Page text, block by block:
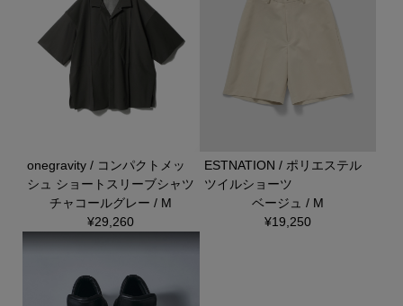
onegravity / コンパクトメッ
シュ ショートスリーブシャツ
チャコールグレー / M
¥29,260
ESTNATION / ポリエステル
ツイルショーツ
ベージュ / M
¥19,250